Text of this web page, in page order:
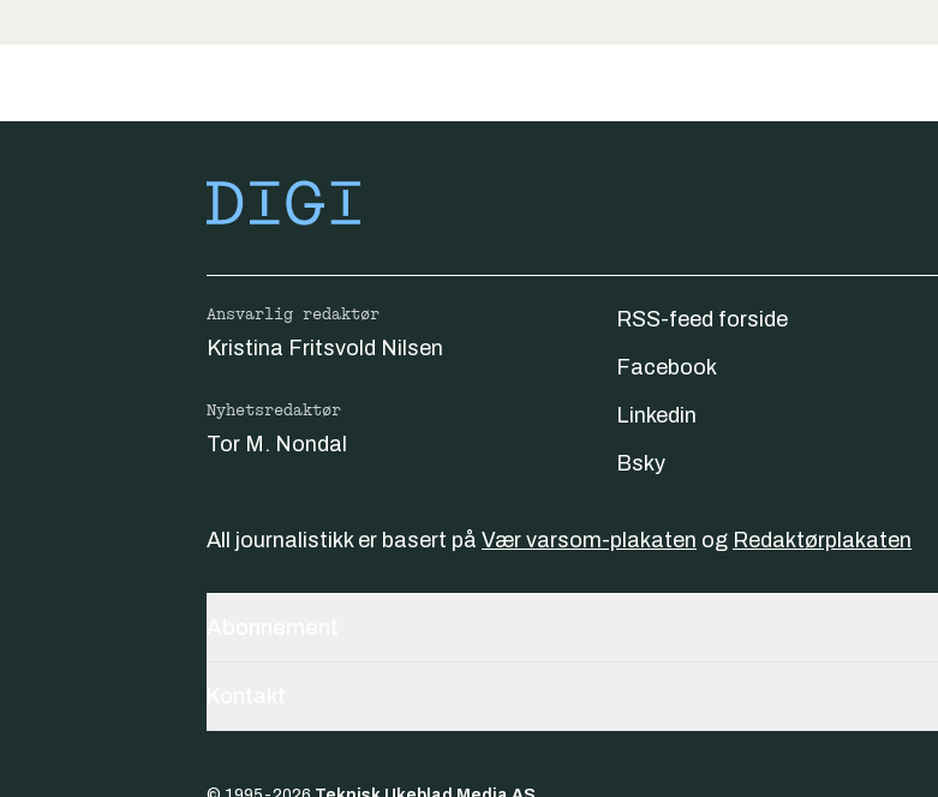
Ansvarlig redaktør
Kristina Fritsvold Nilsen
Nyhetsredaktør
Tor M. Nondal
RSS-feed forside
Facebook
Linkedin
Bsky
All journalistikk er basert på Vær varsom-plakaten og Redaktørplakaten